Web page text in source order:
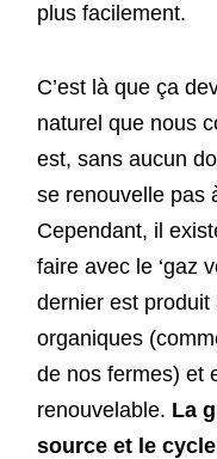
plus facilement.
C’est là que ça
naturel que nous
est, sans aucun
se renouvelle pas
Cependant, il
faire avec le ‘gaz
dernier est
organiques
de nos fermes) et
renouvelable. La
source et le